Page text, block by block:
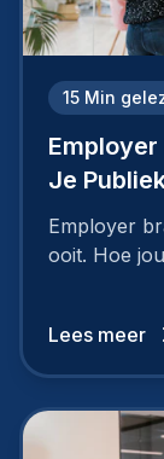
15 Min
Je
Employer
ooit. Hoe
Lees meer